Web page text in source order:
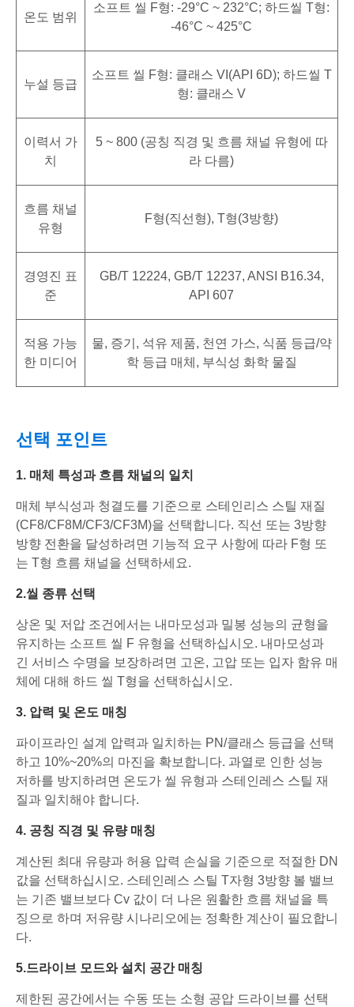
온도 범위
소프트 씰 F형: -29°C ~ 232°C; 하드씰 T형:
-46°C ~ 425°C
누설 등급
소프트 씰 F형: 클래스 VI(API 6D); 하드씰 T
형: 클래스 V
이력서 가
치
5 ~ 800 (공칭 직경 및 흐름 채널 유형에 따
라 다름)
흐름 채널
유형
F형(직선형), T형(3방향)
경영진 표
준
GB/T 12224, GB/T 12237, ANSI B16.34,
API 607
적용 가능
한 미디어
물, 증기, 석유 제품, 천연 가스, 식품 등급/약
학 등급 매체, 부식성 화학 물질
선택 포인트
1. 매체 특성과 흐름 채널의 일치
매체 부식성과 청결도를 기준으로 스테인리스 스틸 재질
(CF8/CF8M/CF3/CF3M)을 선택합니다. 직선 또는 3방향
방향 전환을 달성하려면 기능적 요구 사항에 따라 F형 또
는 T형 흐름 채널을 선택하세요.
2.씰 종류 선택
상온 및 저압 조건에서는 내마모성과 밀봉 성능의 균형을
유지하는 소프트 씰 F 유형을 선택하십시오. 내마모성과
긴 서비스 수명을 보장하려면 고온, 고압 또는 입자 함유 매
체에 대해 하드 씰 T형을 선택하십시오.
3. 압력 및 온도 매칭
파이프라인 설계 압력과 일치하는 PN/클래스 등급을 선택
하고 10%~20%의 마진을 확보합니다. 과열로 인한 성능
저하를 방지하려면 온도가 씰 유형과 스테인레스 스틸 재
질과 일치해야 합니다.
4. 공칭 직경 및 유량 매칭
계산된 최대 유량과 허용 압력 손실을 기준으로 적절한 DN
값을 선택하십시오. 스테인레스 스틸 T자형 3방향 볼 밸브
는 기존 밸브보다 Cv 값이 더 나은 원활한 흐름 채널을 특
징으로 하며 저유량 시나리오에는 정확한 계산이 필요합니
다.
5.드라이브 모드와 설치 공간 매칭
제한된 공간에서는 수동 또는 소형 공압 드라이브를 선택